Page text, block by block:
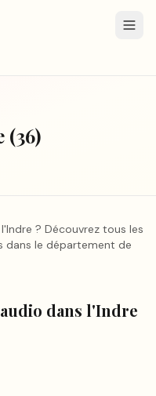
(36)
? Découvrez tous les
dans le département de
dans l'Indre